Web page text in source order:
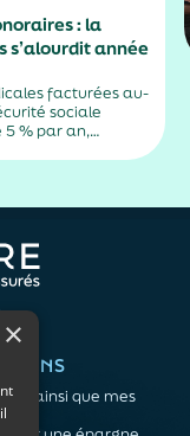
: la
s’alourdit année
facturées au-
sociale
5 % par an,
en puissance des
ainsi que mes
×